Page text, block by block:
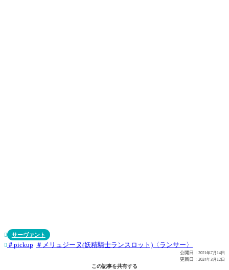
 サーヴァント
 pickup メリュジーヌ(妖精騎士ランスロット)〈ランサー〉
公開日： 2021年7月14日
更新日： 2024年3月12日
この記事を共有する